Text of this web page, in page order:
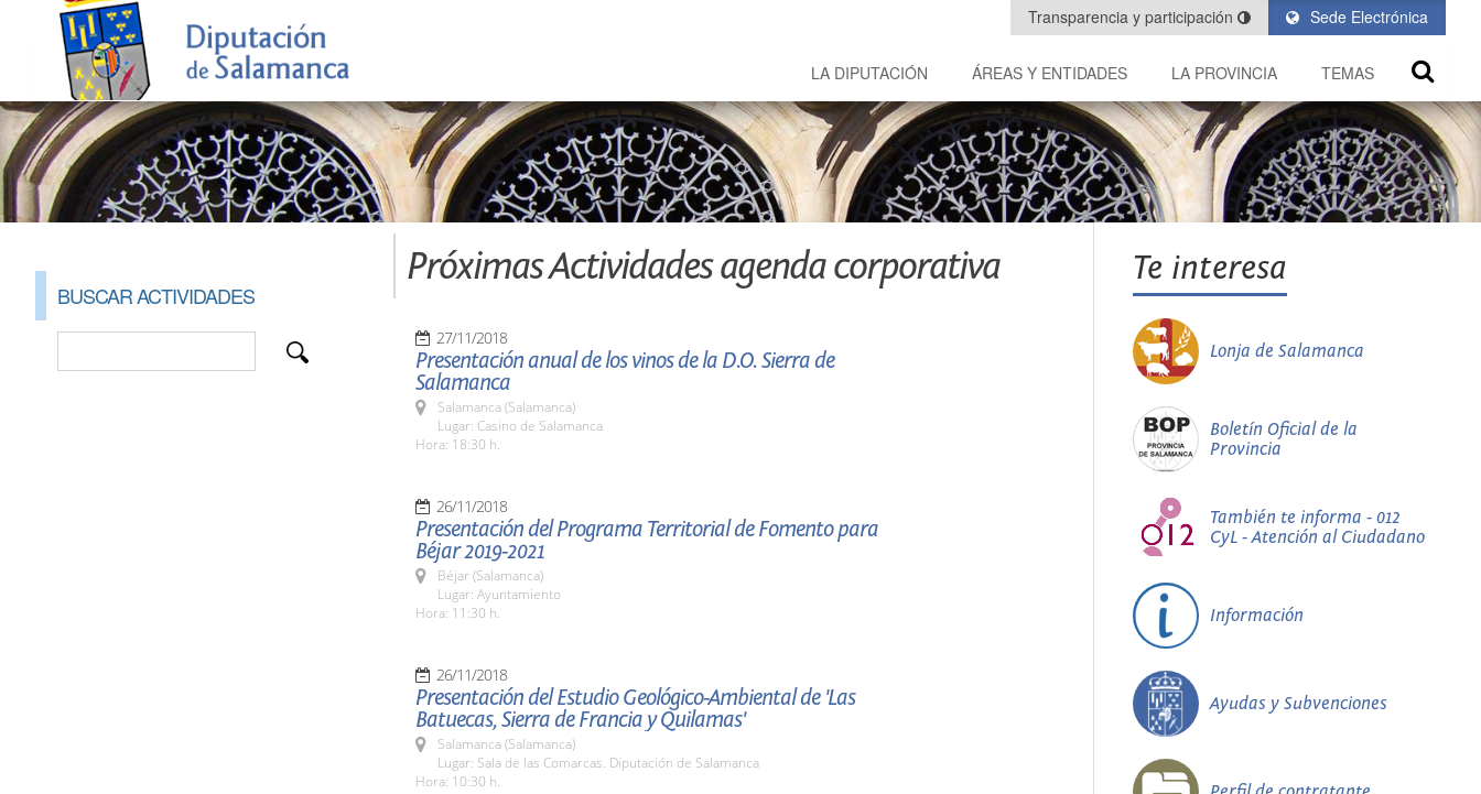
Sede Electrónica
Transparencia y participación
LA DIPUTACIÓN ÁREAS Y ENTIDADES LA PROVINCIA TEMAS
BUSCAR ACTIVIDADES
Próximas Actividades agenda corporativa
27/11/2018
Presentación anual de los vinos de la D.O. Sierra de
Salamanca
Salamanca (Salamanca)
Lugar: Casino de Salamanca
Hora: 18:30 h.
26/11/2018
Presentación del Programa Territorial de Fomento para
Béjar 2019-2021
Béjar (Salamanca)
Lugar: Ayuntamiento
Hora: 11:30 h.
26/11/2018
Presentación del Estudio Geológico-Ambiental de 'Las
Batuecas, Sierra de Francia y Quilamas'
Salamanca (Salamanca)
Lugar: Sala de las Comarcas. Diputación de Salamanca
Hora: 10:30 h.
Te interesa
Lonja de Salamanca
Boletín Oficial de la
Provincia
También te informa - 012
CyL - Atención al Ciudadano
Información
Ayudas y Subvenciones